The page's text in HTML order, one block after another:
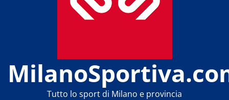
Tutto lo sport di Milano e provincia